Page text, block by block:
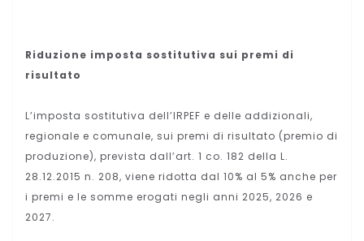
Riduzione imposta sostitutiva sui premi di
risultato
L’imposta sostitutiva dell’IRPEF e delle addizionali,
regionale e comunale, sui premi di risultato (premio di
produzione), prevista dall’art. 1 co. 182 della L.
28.12.2015 n. 208, viene ridotta dal 10% al 5% anche per
i premi e le somme erogati negli anni 2025, 2026 e
2027.